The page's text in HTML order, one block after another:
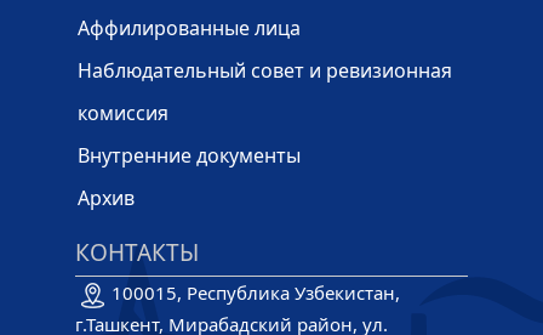
Аффилированные лица
Наблюдательный совет и ревизионная
комиссия
Внутренние документы
Архив
КОНТАКТЫ
100015, Республика Узбекистан,
г.Ташкент, Мирабадский район, ул.